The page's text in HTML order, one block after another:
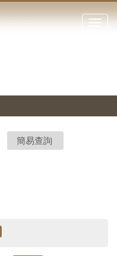
點
閉
站
停、
圖
圖
結
簡易查詢